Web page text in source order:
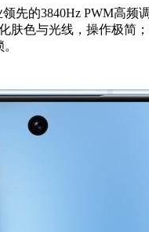
先的3840Hz PWM高频
色与光线，操作极简